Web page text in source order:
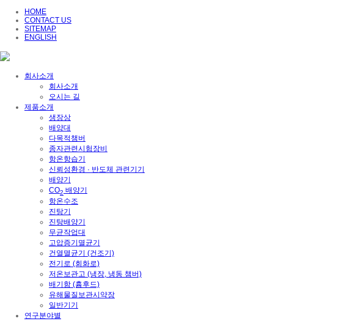
HOME
CONTACT US
SITEMAP
ENGLISH
회사소개
회사소개
오시는 길
제품소개
생장상
배양대
다목적챔버
종자관련시험장비
항온항습기
신뢰성환경 · 반도체 관련기기
배양기
CO2 배양기
항온수조
진탕기
진탕배양기
무균작업대
고압증기멸균기
건열멸균기 (건조기)
전기로 (회화로)
저온보관고 (냉장, 냉동 챔버)
배기함 (흄후드)
유해물질보관시약장
일반기기
연구분야별